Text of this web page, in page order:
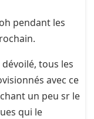
pendant les
tous les
avec ce
un peu sr le
qui le